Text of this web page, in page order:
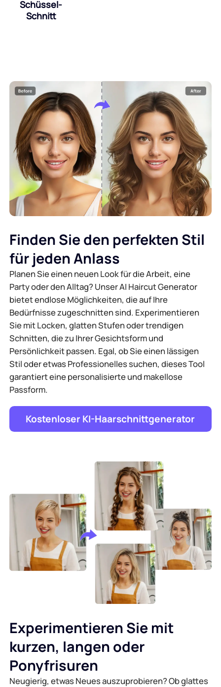
Schüssel-
Schnitt
Finden Sie den perfekten Stil
für jeden Anlass
Planen Sie einen neuen Look für die Arbeit, eine
Party oder den Alltag? Unser AI Haircut Generator
bietet endlose Möglichkeiten, die auf Ihre
Bedürfnisse zugeschnitten sind. Experimentieren
Sie mit Locken, glatten Stufen oder trendigen
Schnitten, die zu Ihrer Gesichtsform und
Persönlichkeit passen. Egal, ob Sie einen lässigen
Stil oder etwas Professionelles suchen, dieses Tool
garantiert eine personalisierte und makellose
Passform.
Kostenloser KI-Haarschnittgenerator
Experimentieren Sie mit
kurzen, langen oder
Ponyfrisuren
Neugierig, etwas Neues auszuprobieren? Ob glattes